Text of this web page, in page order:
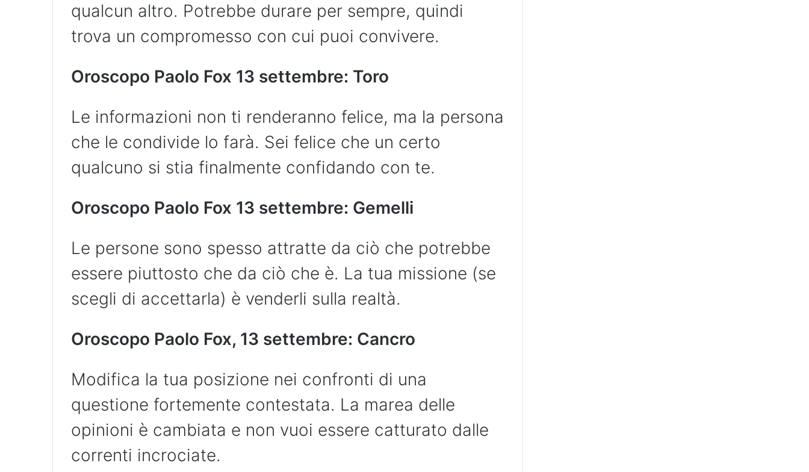
qualcun altro. Potrebbe durare per sempre, quindi
trova un compromesso con cui puoi convivere.
Oroscopo Paolo Fox 13 settembre: Toro
Le informazioni non ti renderanno felice, ma la persona
che le condivide lo farà. Sei felice che un certo
qualcuno si stia finalmente confidando con te.
Oroscopo Paolo Fox 13 settembre: Gemelli
Le persone sono spesso attratte da ciò che potrebbe
essere piuttosto che da ciò che è. La tua missione (se
scegli di accettarla) è venderli sulla realtà.
Oroscopo Paolo Fox, 13 settembre: Cancro
Modifica la tua posizione nei confronti di una
questione fortemente contestata. La marea delle
opinioni è cambiata e non vuoi essere catturato dalle
correnti incrociate.